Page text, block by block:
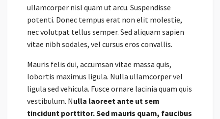
ullamcorper nisl quam ut arcu. Suspendisse
potenti. Donec tempus erat non elit molestie,
nec volutpat tellus semper. Sed aliquam sapien
vitae nibh sodales, vel cursus eros convallis.
Mauris felis dui, accumsan vitae massa quis,
lobortis maximus ligula. Nulla ullamcorper vel
ligula sed vehicula. Fusce ornare lacinia quam quis
vestibulum. Nulla laoreet ante ut sem
tincidunt porttitor. Sed mauris quam, faucibus